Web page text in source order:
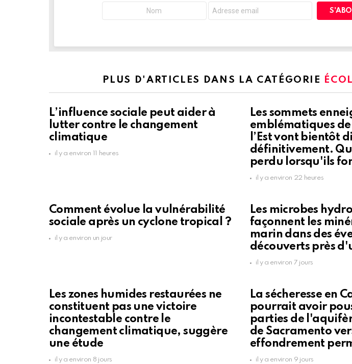
PLUS D'ARTICLES DANS LA CATÉGORIE
L’influence sociale peut aider à
lutter contre le changement
climatique
il y a environ 11 heures
Les sommets
emblématiques
l’Est vont bientôt
définitivement.
perdu lorsqu'ils
il y a environ 22 heures
Comment évolue la vulnérabilité
sociale après un cyclone tropical ?
il y a environ un jour
Les microbes
façonnent les
marin dans des
découverts près
il y a environ 7 jours
Les zones humides restaurées ne
constituent pas une victoire
incontestable contre le
changement climatique, suggère
une étude
il y a environ 8 jours
La sécheresse en
pourrait avoir
parties de
de Sacramento
effondrement
il y a environ 9 jours